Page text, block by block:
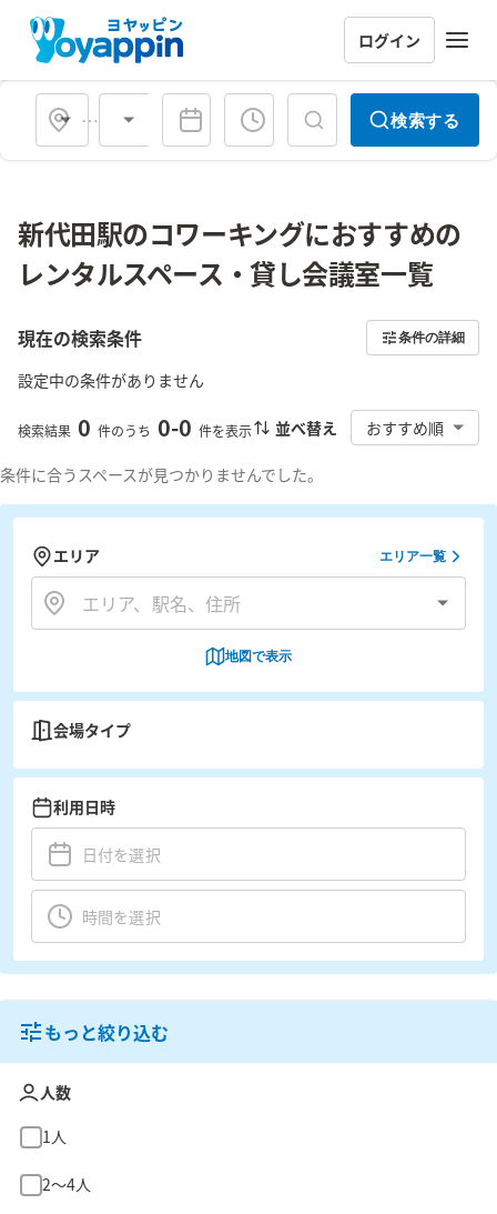
ログイン
会場タイプ 検索する
新代田駅のコワーキングにおすすめの
レンタルスペース・貸し会議室一覧
現在の検索条件 条件の詳細
設定中の条件がありません
検索結果 0 件のうち 0-0 件を表示 並べ替え おすすめ順
条件に合うスペースが見つかりませんでした。
エリア エリア一覧
地図で表示
会場タイプ
利用日時
もっと絞り込む
人数
1人
2〜4人